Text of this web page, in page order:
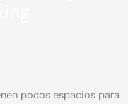
pocos espacios para